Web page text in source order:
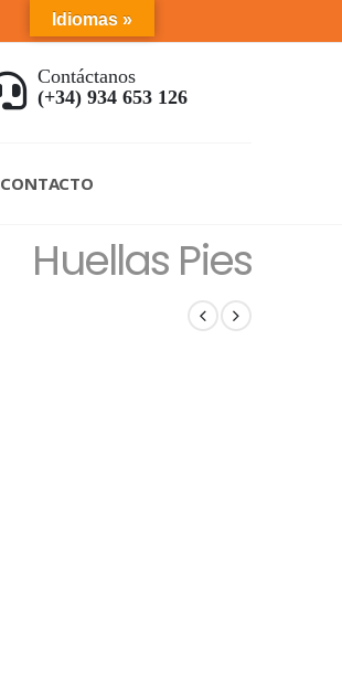
Contáctanos
(+34) 934 653 126
CONTACTO
Huellas Pies
Idiomas »